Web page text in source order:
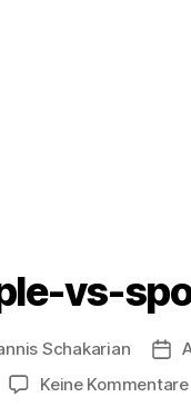
vs-
Schakarian
Keine Kommentare